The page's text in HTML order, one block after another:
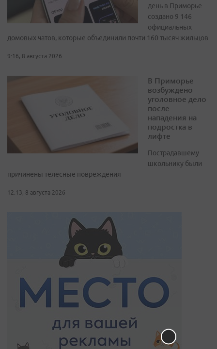
день в Приморье
создано 9 146
официальных
домовых чатов, которые объединили почти 160 тысяч жильцов
9:16, 8 августа 2026
В Приморье
возбуждено
уголовное дело
после
нападения на
подростка в
лифте
Пострадавшему
школьнику были
причинены телесные повреждения
12:13, 8 августа 2026